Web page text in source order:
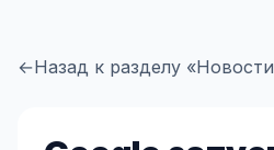
←Назад к разделу